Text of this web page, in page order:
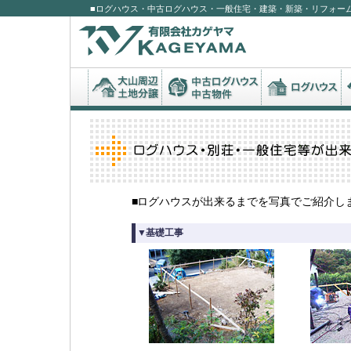
有限会社カゲヤマ
■ログハウスが出来るまでを写真でご紹介
▼基礎工事
■ログハウス・中古ログハウス・一般住宅・建築・新築・リフォ